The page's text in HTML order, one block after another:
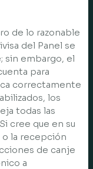
de lo razonable
del Panel se
sin embargo, el
para
correctamente
los
todas las
cree que en su
la recepción
de canje
a